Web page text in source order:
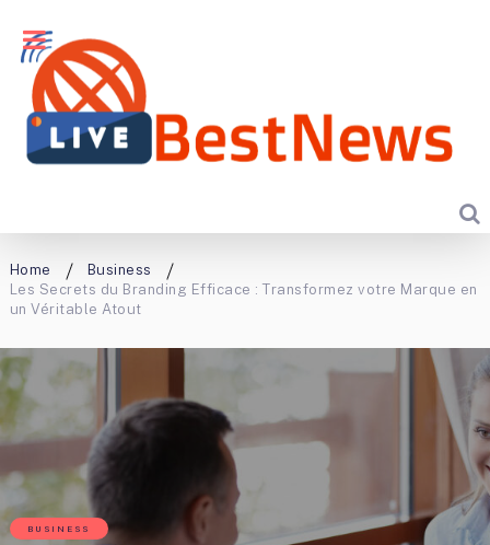
Home
Business
Les Secrets du Branding Efficace : Transformez votre Marque en
un Véritable Atout
BUSINESS